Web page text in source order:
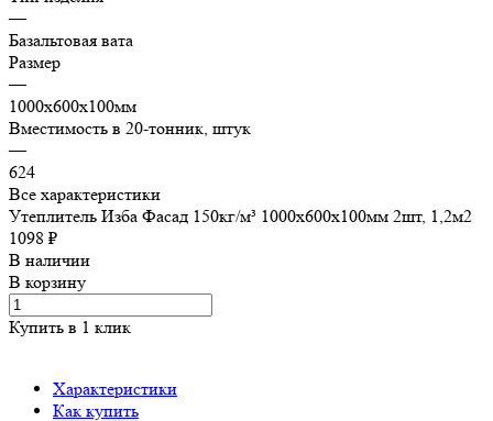
—
Базальтовая вата
Размер
—
1000х600х100мм
Вместимость в 20-тонник, штук
—
624
Все характеристики
Утеплитель Изба Фасад 150кг/м³ 1000х600х100мм 2шт, 1,2м2
1098 ₽
В наличии
В корзину
Купить в 1 клик
Характеристики
Как купить